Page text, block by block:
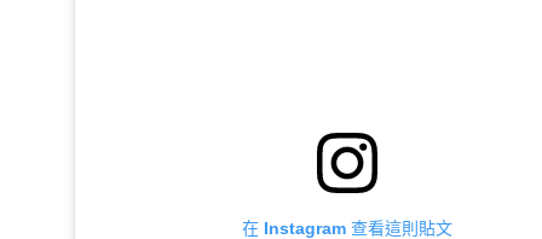
在 Instagram 查看這則貼文